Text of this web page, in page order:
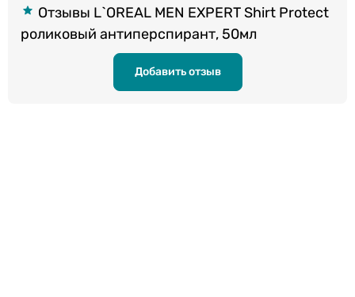
Отзывы L`OREAL MEN EXPERT Shirt Protect
роликовый антиперспирант, 50мл
Добавить отзыв